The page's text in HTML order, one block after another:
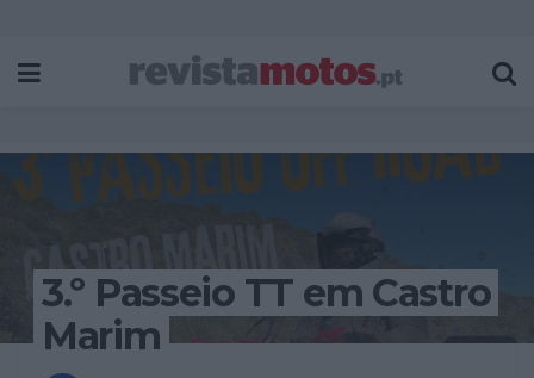
3.º Passeio TT em Castro
Marim